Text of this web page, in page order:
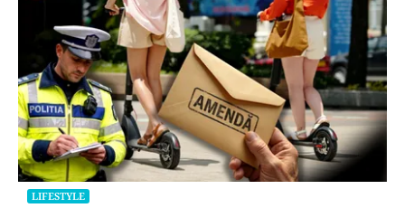
LIFESTYLE